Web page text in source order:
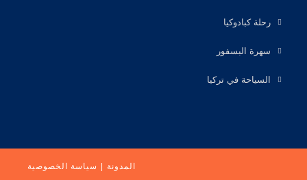
رحلة كبادوكيا
سهرة البسفور
السياحة في تركيا
المدونة سياسة الخصوصية